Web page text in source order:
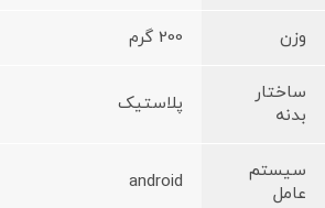
وزن 200 گرم
ساختار
بدنه
پلاستیک
سیستم
عامل
android